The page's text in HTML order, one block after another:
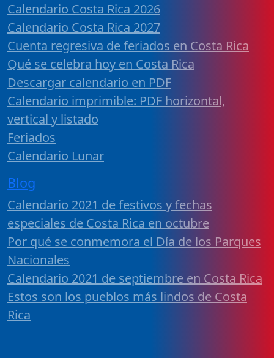
Calendario Costa Rica 2026
Calendario Costa Rica 2027
Cuenta regresiva de feriados en Costa Rica
Qué se celebra hoy en Costa Rica
Descargar calendario en PDF
Calendario imprimible: PDF horizontal,
vertical y listado
Feriados
Calendario Lunar
Blog
Calendario 2021 de festivos y fechas
especiales de Costa Rica en octubre
Por qué se conmemora el Día de los Parques
Nacionales
Calendario 2021 de septiembre en Costa Rica
Estos son los pueblos más lindos de Costa
Rica